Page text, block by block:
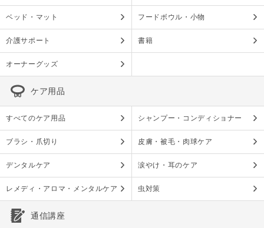
ベッド・マット フードボウル・小物
介護サポート 書籍
オーナーグッズ
ケア用品
すべてのケア用品 シャンプー・コンディショナー
ブラシ・爪切り 皮膚・被毛・肉球ケア
デンタルケア 涙やけ・耳のケア
レメディ・アロマ・メンタルケア 虫対策
通信講座